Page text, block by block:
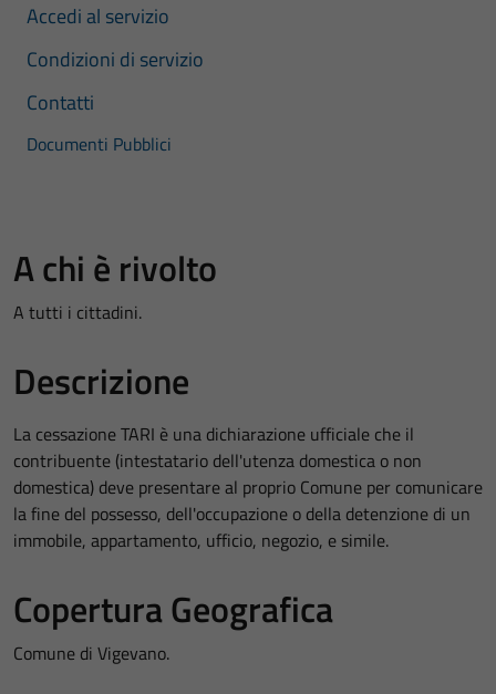
Accedi al servizio
Condizioni di servizio
Contatti
Documenti Pubblici
A chi è rivolto
A tutti i cittadini.
Descrizione
La cessazione TARI è una dichiarazione ufficiale che il
contribuente (intestatario dell'utenza domestica o non
domestica) deve presentare al proprio Comune per comunicare
la fine del possesso, dell'occupazione o della detenzione di un
immobile, appartamento, ufficio, negozio, e simile.
Copertura Geografica
Comune di Vigevano.